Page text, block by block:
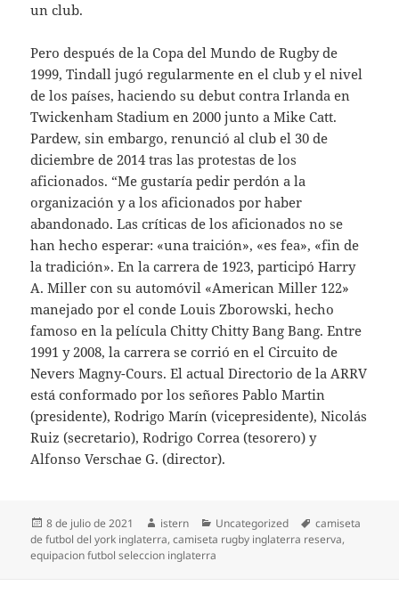
un club.
Pero después de la Copa del Mundo de Rugby de
1999, Tindall jugó regularmente en el club y el nivel
de los países, haciendo su debut contra Irlanda en
Twickenham Stadium en 2000 junto a Mike Catt.
Pardew, sin embargo, renunció al club el 30 de
diciembre de 2014 tras las protestas de los
aficionados. “Me gustaría pedir perdón a la
organización y a los aficionados por haber
abandonado. Las críticas de los aficionados no se
han hecho esperar: «una traición», «es fea», «fin de
la tradición». En la carrera de 1923, participó Harry
A. Miller con su automóvil «American Miller 122»
manejado por el conde Louis Zborowski, hecho
famoso en la película Chitty Chitty Bang Bang. Entre
1991 y 2008, la carrera se corrió en el Circuito de
Nevers Magny-Cours. El actual Directorio de la ARRV
está conformado por los señores Pablo Martin
(presidente), Rodrigo Marín (vicepresidente), Nicolás
Ruiz (secretario), Rodrigo Correa (tesorero) y
Alfonso Verschae G. (director).
Publicado
el
8 de julio de 2021 Autor
istern Categorías
Uncategorized Etiquetas
camiseta
de futbol del york inglaterra,camiseta rugby inglaterra reserva,
equipacion futbol seleccion inglaterra